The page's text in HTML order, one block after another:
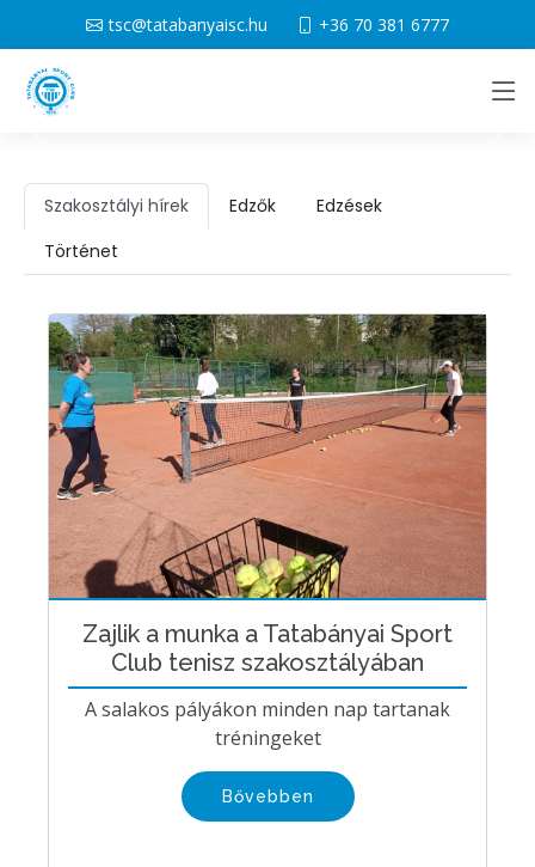
tsc@tatabanyaisc.hu +36 70 381 6777
Szakosztályi hírek Edzők
Edzések
Történet
Zajlik a munka a Tatabányai Sport
Club tenisz szakosztályában
A salakos pályákon minden nap tartanak
tréningeket
Bővebben